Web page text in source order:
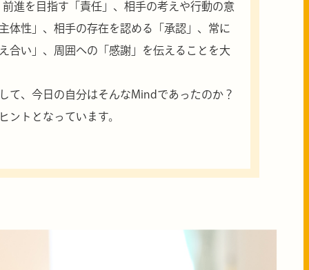
進を目指す「責任」、相手の考えや行動の意
体性」、相手の存在を認める「承認」、常に
合い」、周囲への「感謝」を伝えることを大
て、今日の自分はそんなMindであったのか？
ントとなっています。